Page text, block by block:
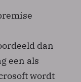
dan
een als
wordt